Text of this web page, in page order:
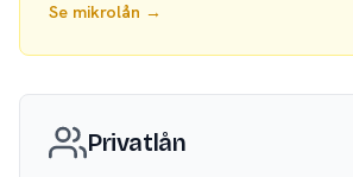
Se mikrolån →
Privatlån